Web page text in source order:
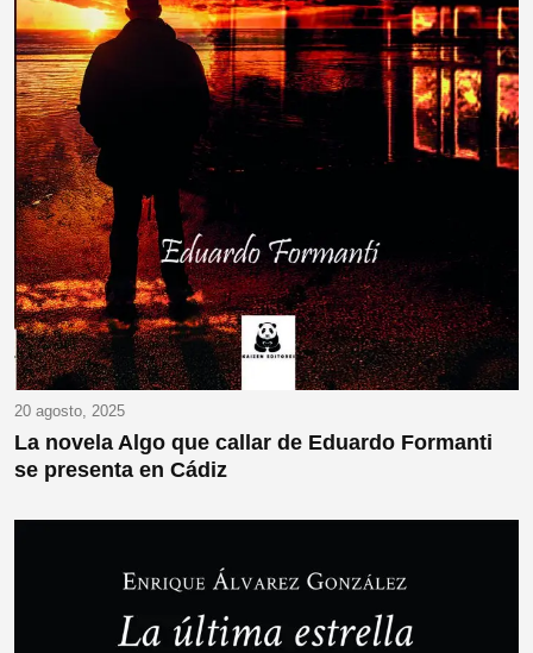
20 agosto, 2025
La novela Algo que callar de Eduardo Formanti
se presenta en Cádiz